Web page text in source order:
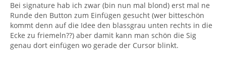
Bei signature hab ich zwar (bin nun mal blond) erst mal ne
Runde den Button zum Einfügen gesucht (wer bitteschön
kommt denn auf die Idee den blassgrau unten rechts in die
Ecke zu friemeln??) aber damit kann man schön die Sig
genau dort einfügen wo gerade der Cursor blinkt.